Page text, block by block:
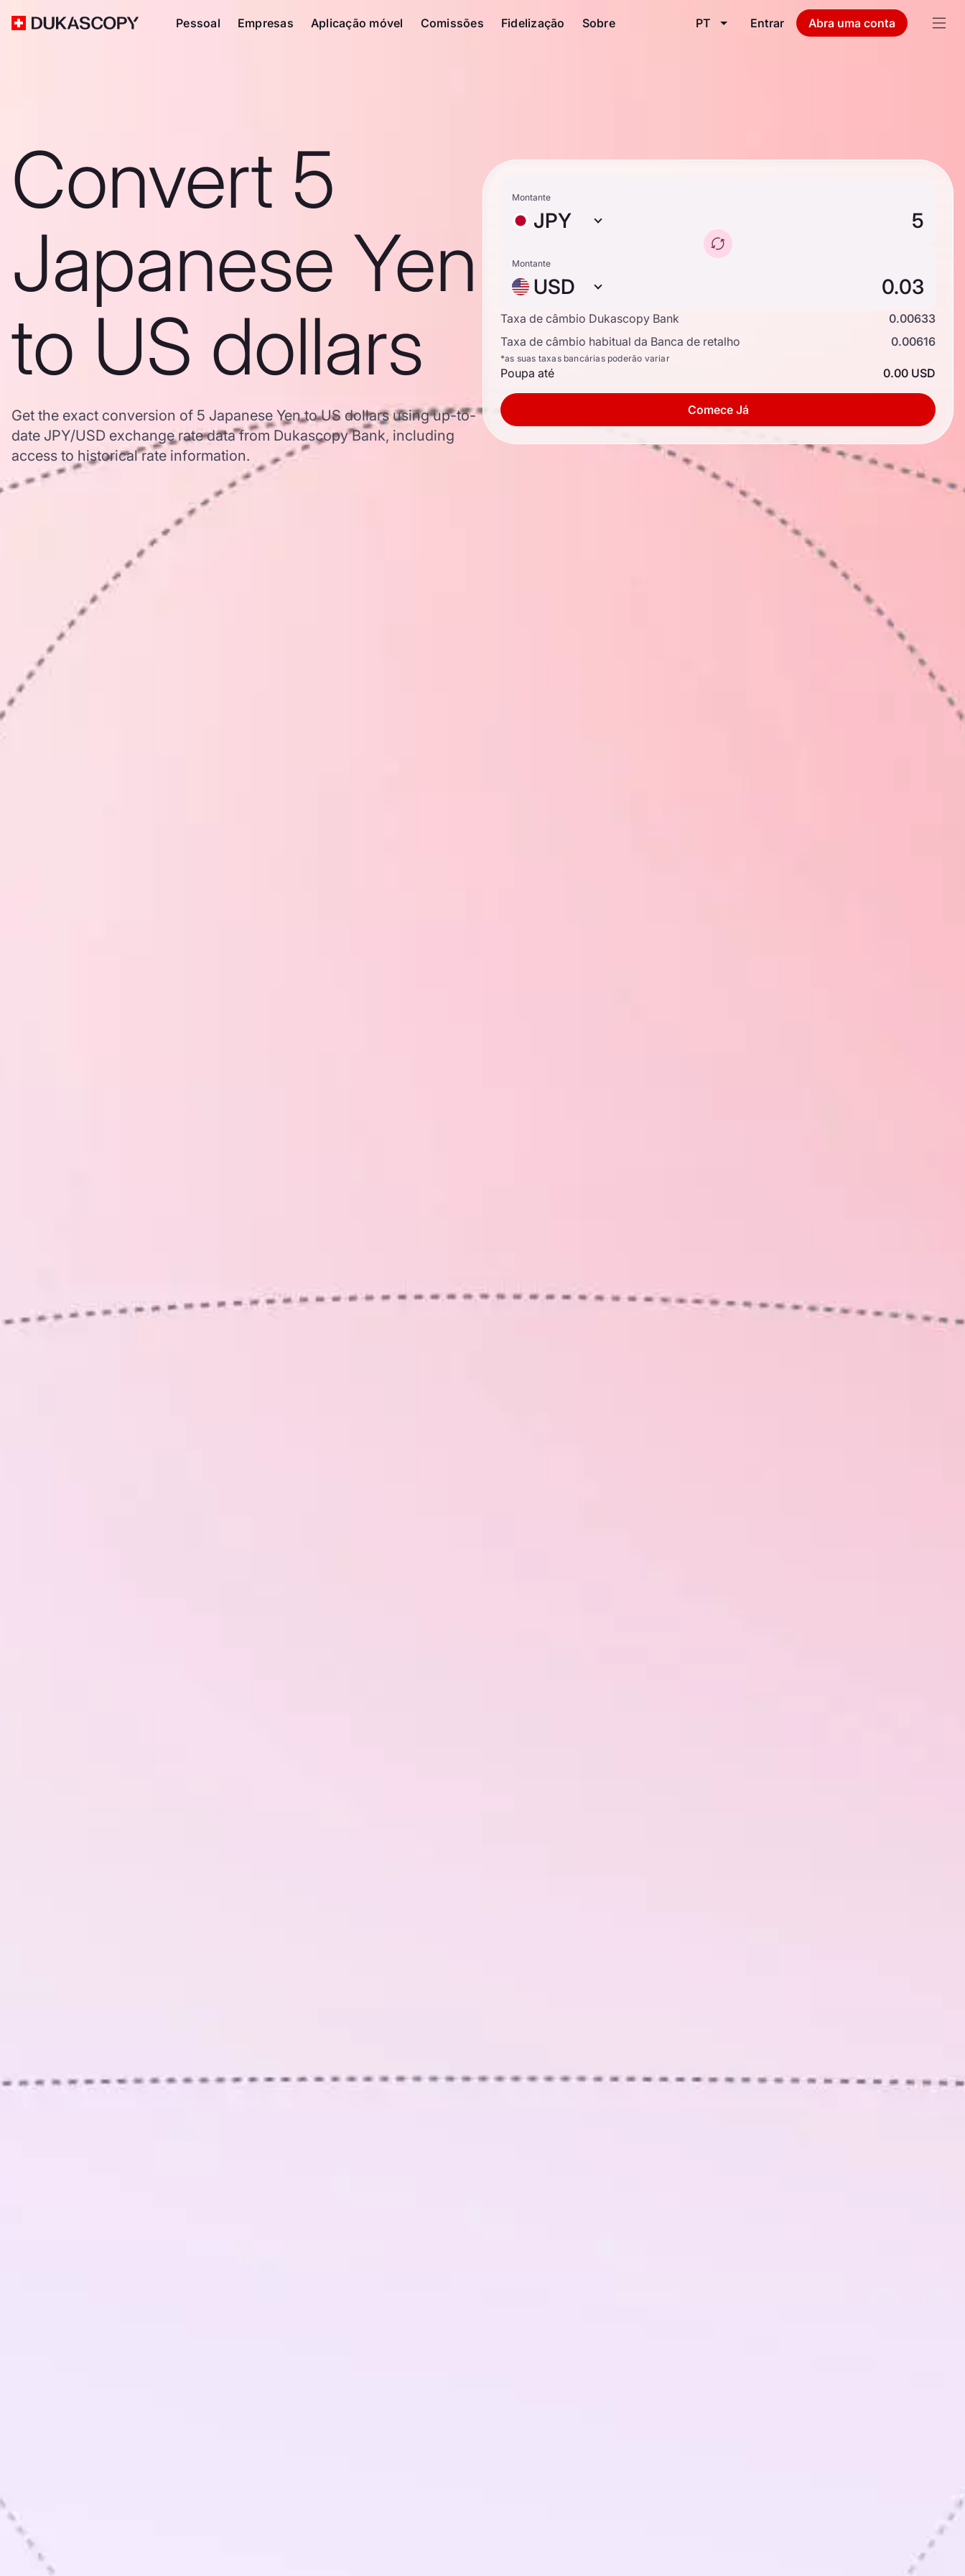
Pessoal Empresas Aplicação móvel Comissões Fidelização Sobre PT Entrar Abra uma conta
Convert 5
Japanese Yen
to US dollars
Get the exact conversion of 5 Japanese Yen to US dollars using up-to-
date JPY/USD exchange rate data from Dukascopy Bank, including
access to historical rate information.
Montante
JPY
Montante
USD
Taxa de câmbio Dukascopy Bank
0.00633
Taxa de câmbio habitual da Banca de retalho
0.00616
*as suas taxas bancárias poderão variar
Poupa até 0.00 USD
Comece Já